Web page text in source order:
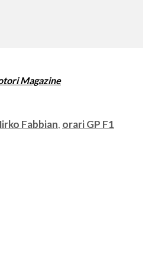
Magazine
Fabbian, orari GP F1